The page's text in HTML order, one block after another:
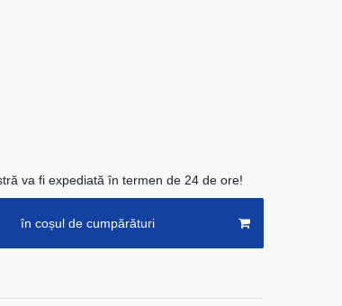
va fi expediată în termen de 24 de ore!
în coșul de cumpărături